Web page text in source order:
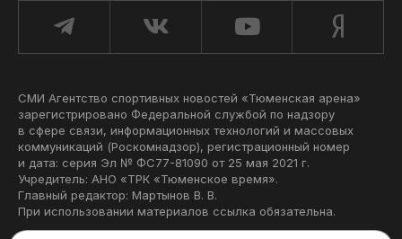
СМИ Агентство спортивных новостей «Тюменская арена»
зарегистрировано Федеральной службой по надзору
в сфере связи, информационных технологий и массовых
коммуникаций (Роскомнадзор), регистрационный номер
и дата: серия Эл № ФС77-81090 от 25 мая 2021 г.
Учредитель: АНО «ТРК «Тюменское время».
Главный редактор: Мартынов В. В.
При использовании материалов ссылка обязательна.